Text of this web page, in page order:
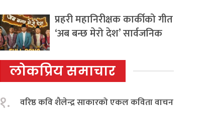
प्रहरी महानिरीक्षक कार्कीको गीत
‘अब बन्छ मेरो देश’ सार्वजनिक
लोकप्रिय समाचार
१. वरिष्ठ कवि शैलेन्द्र साकारको एकल कविता वाचन